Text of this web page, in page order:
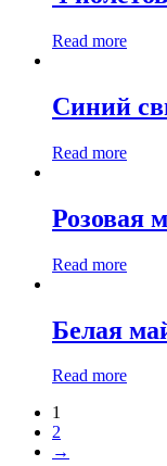
Read more
Синий
Read more
Розовая
Read more
Белая
Read more
1
2
→